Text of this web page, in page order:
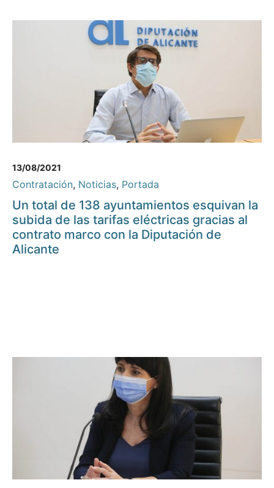
13/08/2021
Contratación, Noticias, Portada
Un total de 138 ayuntamientos esquivan la
subida de las tarifas eléctricas gracias al
contrato marco con la Diputación de
Alicante